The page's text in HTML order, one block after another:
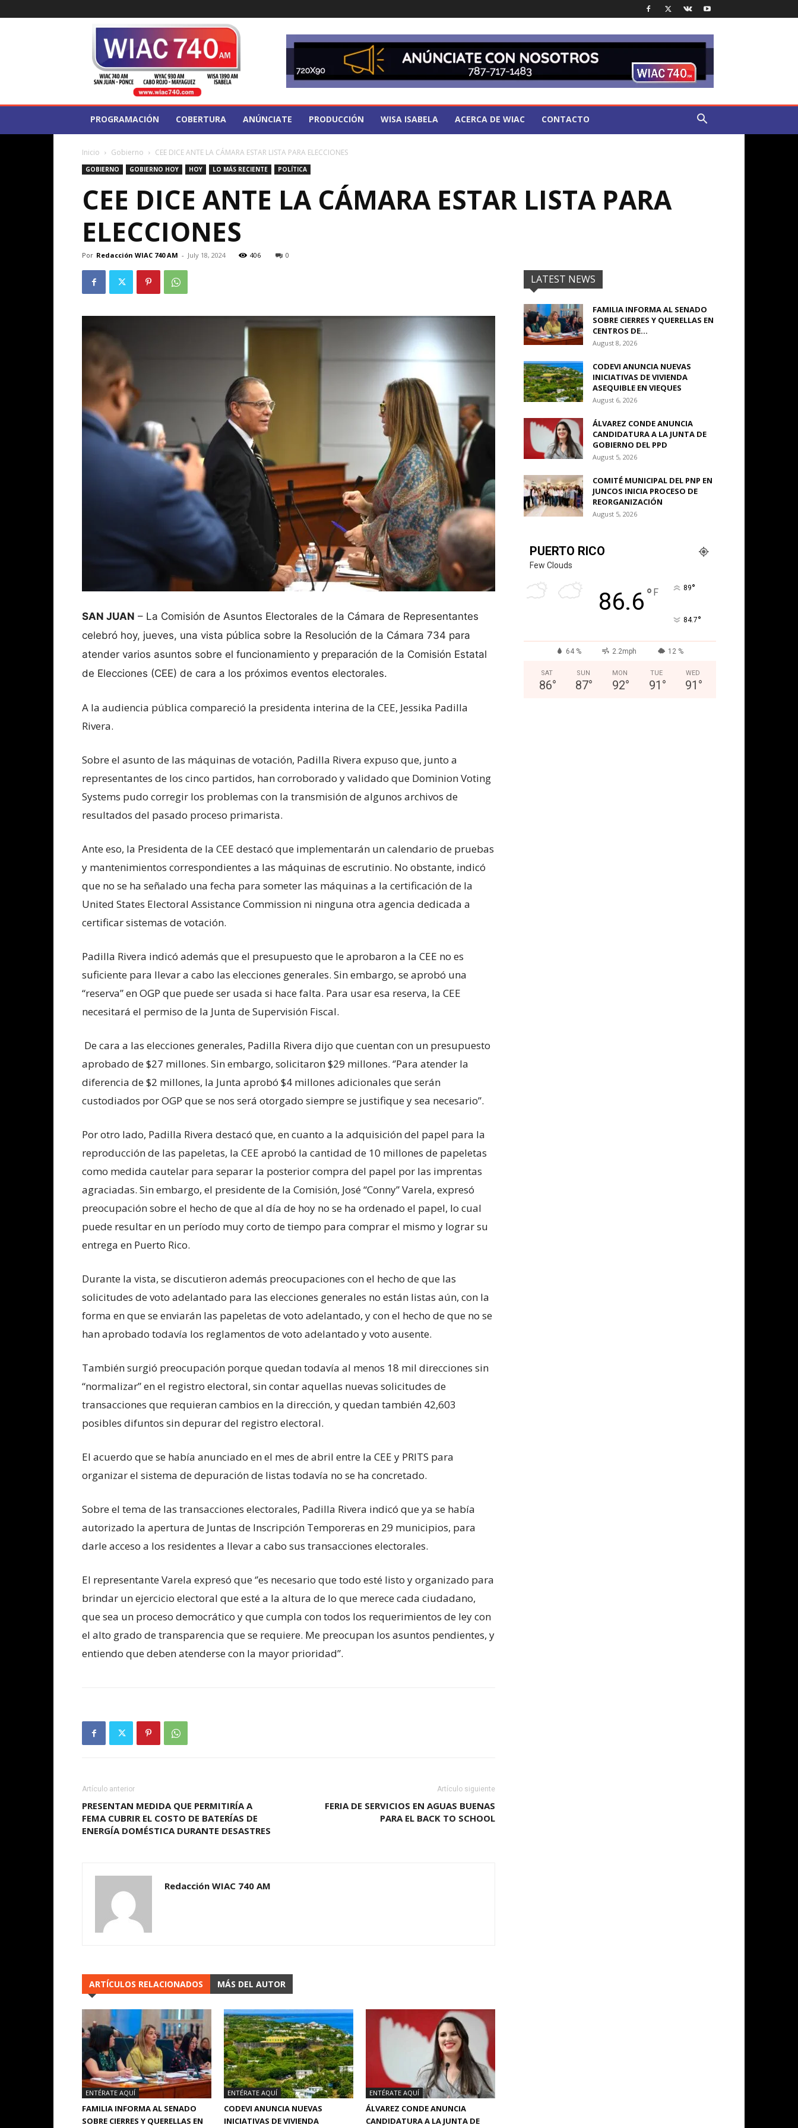
PROGRAMACIÓN COBERTURA ANÚNCIATE PRODUCCIÓN WISA ISABELA ACERCA DE WIAC CONTACTO
Inicio Gobierno CEE DICE ANTE LA CÁMARA ESTAR LISTA PARA ELECCIONES
GOBIERNO GOBIERNO HOY HOY LO MÁS RECIENTE POLÍTICA
CEE DICE ANTE LA CÁMARA ESTAR LISTA PARA
ELECCIONES
Por Redacción WIAC 740 AM - July 18, 2024 406 0
SAN JUAN – La Comisión de Asuntos Electorales de la Cámara de Representantes
celebró hoy, jueves, una vista pública sobre la Resolución de la Cámara 734 para
atender varios asuntos sobre el funcionamiento y preparación de la Comisión Estatal
de Elecciones (CEE) de cara a los próximos eventos electorales.
A la audiencia pública compareció la presidenta interina de la CEE, Jessika Padilla
Rivera.
Sobre el asunto de las máquinas de votación, Padilla Rivera expuso que, junto a
representantes de los cinco partidos, han corroborado y validado que Dominion Voting
Systems pudo corregir los problemas con la transmisión de algunos archivos de
resultados del pasado proceso primarista.
Ante eso, la Presidenta de la CEE destacó que implementarán un calendario de pruebas
y mantenimientos correspondientes a las máquinas de escrutinio. No obstante, indicó
que no se ha señalado una fecha para someter las máquinas a la certificación de la
United States Electoral Assistance Commission ni ninguna otra agencia dedicada a
certificar sistemas de votación.
Padilla Rivera indicó además que el presupuesto que le aprobaron a la CEE no es
suficiente para llevar a cabo las elecciones generales. Sin embargo, se aprobó una
“reserva” en OGP que puede ser usada si hace falta. Para usar esa reserva, la CEE
necesitará el permiso de la Junta de Supervisión Fiscal.
De cara a las elecciones generales, Padilla Rivera dijo que cuentan con un presupuesto
aprobado de $27 millones. Sin embargo, solicitaron $29 millones. ‘’Para atender la
diferencia de $2 millones, la Junta aprobó $4 millones adicionales que serán
custodiados por OGP que se nos será otorgado siempre se justifique y sea necesario’’.
Por otro lado, Padilla Rivera destacó que, en cuanto a la adquisición del papel para la
reproducción de las papeletas, la CEE aprobó la cantidad de 10 millones de papeletas
como medida cautelar para separar la posterior compra del papel por las imprentas
agraciadas. Sin embargo, el presidente de la Comisión, José “Conny” Varela, expresó
preocupación sobre el hecho de que al día de hoy no se ha ordenado el papel, lo cual
puede resultar en un período muy corto de tiempo para comprar el mismo y lograr su
entrega en Puerto Rico.
Durante la vista, se discutieron además preocupaciones con el hecho de que las
solicitudes de voto adelantado para las elecciones generales no están listas aún, con la
forma en que se enviarán las papeletas de voto adelantado, y con el hecho de que no se
han aprobado todavía los reglamentos de voto adelantado y voto ausente.
También surgió preocupación porque quedan todavía al menos 18 mil direcciones sin
“normalizar” en el registro electoral, sin contar aquellas nuevas solicitudes de
transacciones que requieran cambios en la dirección, y quedan también 42,603
posibles difuntos sin depurar del registro electoral.
El acuerdo que se había anunciado en el mes de abril entre la CEE y PRITS para
organizar el sistema de depuración de listas todavía no se ha concretado.
Sobre el tema de las transacciones electorales, Padilla Rivera indicó que ya se había
autorizado la apertura de Juntas de Inscripción Temporeras en 29 municipios, para
darle acceso a los residentes a llevar a cabo sus transacciones electorales.
El representante Varela expresó que ‘’es necesario que todo esté listo y organizado para
brindar un ejercicio electoral que esté a la altura de lo que merece cada ciudadano,
que sea un proceso democrático y que cumpla con todos los requerimientos de ley con
el alto grado de transparencia que se requiere. Me preocupan los asuntos pendientes, y
entiendo que deben atenderse con la mayor prioridad”.
Artículo anterior
PRESENTAN MEDIDA QUE PERMITIRÍA A
FEMA CUBRIR EL COSTO DE BATERÍAS DE
ENERGÍA DOMÉSTICA DURANTE DESASTRES
Artículo siguiente
FERIA DE SERVICIOS EN AGUAS BUENAS
PARA EL BACK TO SCHOOL
Redacción WIAC 740 AM
ARTÍCULOS RELACIONADOS MÁS DEL AUTOR
ENTÉRATE AQUÍ
FAMILIA INFORMA AL SENADO
SOBRE CIERRES Y QUERELLAS EN
ENTÉRATE AQUÍ
CODEVI ANUNCIA NUEVAS
INICIATIVAS DE VIVIENDA
ENTÉRATE AQUÍ
ÁLVAREZ CONDE ANUNCIA
CANDIDATURA A LA JUNTA DE
LATEST NEWS
FAMILIA INFORMA AL SENADO
SOBRE CIERRES Y QUERELLAS EN
CENTROS DE...
August 8, 2026
CODEVI ANUNCIA NUEVAS
INICIATIVAS DE VIVIENDA
ASEQUIBLE EN VIEQUES
August 6, 2026
ÁLVAREZ CONDE ANUNCIA
CANDIDATURA A LA JUNTA DE
GOBIERNO DEL PPD
August 5, 2026
COMITÉ MUNICIPAL DEL PNP EN
JUNCOS INICIA PROCESO DE
REORGANIZACIÓN
August 5, 2026
PUERTO RICO
Few Clouds
86.6° F 89°
84.7°
64 % 2.2mph 12 %
SAT
86°
SUN
87°
MON
92°
TUE
91 °
WED
91 °